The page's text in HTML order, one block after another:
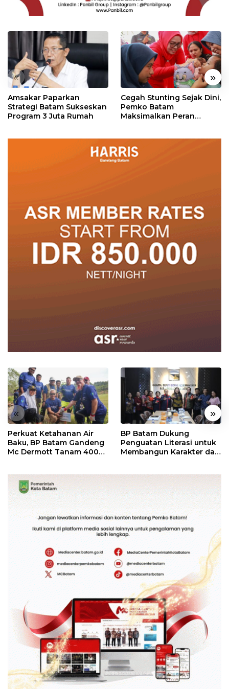
« »
Amsakar Paparkan
Strategi Batam Sukseskan
Program 3 Juta Rumah
Cegah Stunting Sejak Dini,
Pemko Batam
Maksimalkan Peran
« »
Perkuat Ketahanan Air
Baku, BP Batam Gandeng
Mc Dermott Tanam 400
BP Batam Dukung
Penguatan Literasi untuk
Membangun Karakter dan